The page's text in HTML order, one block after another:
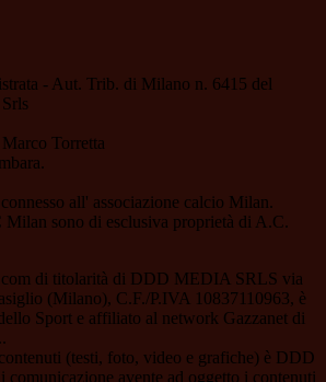
- Aut. Trib. di Milano n. 6415 del
Torretta
all' associazione calcio Milan.
sono di esclusiva proprietà di A.C.
di titolarità di DDD MEDIA SRLS via
(Milano), C.F./P.IVA 10837110963, è
Sport e affiliato al network Gazzanet di
(testi, foto, video e grafiche) è DDD
avente ad oggetto i contenuti